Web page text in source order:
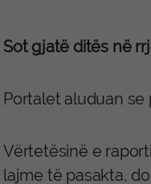
Sot gjatë ditës në
Portalet aluduan se
Vërtetësinë e
lajme të pasakta,